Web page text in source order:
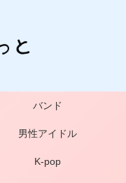
バンド
男性アイドル
K-pop